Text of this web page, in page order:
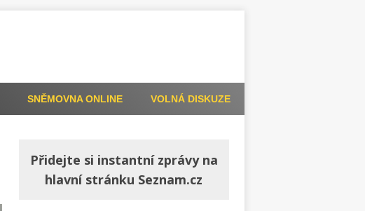
VOLNÁ DISKUZE
SNĚMOVNA ONLINE
Přidejte si instantní zprávy na
hlavní stránku Seznam.cz